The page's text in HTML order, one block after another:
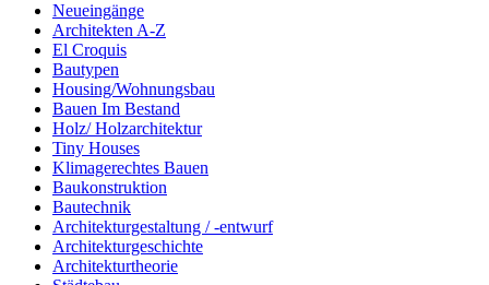
Neueingänge
Architekten A-Z
El Croquis
Bautypen
Housing/Wohnungsbau
Bauen Im Bestand
Holz/ Holzarchitektur
Tiny Houses
Klimagerechtes Bauen
Baukonstruktion
Bautechnik
Architekturgestaltung / -entwurf
Architekturgeschichte
Architekturtheorie